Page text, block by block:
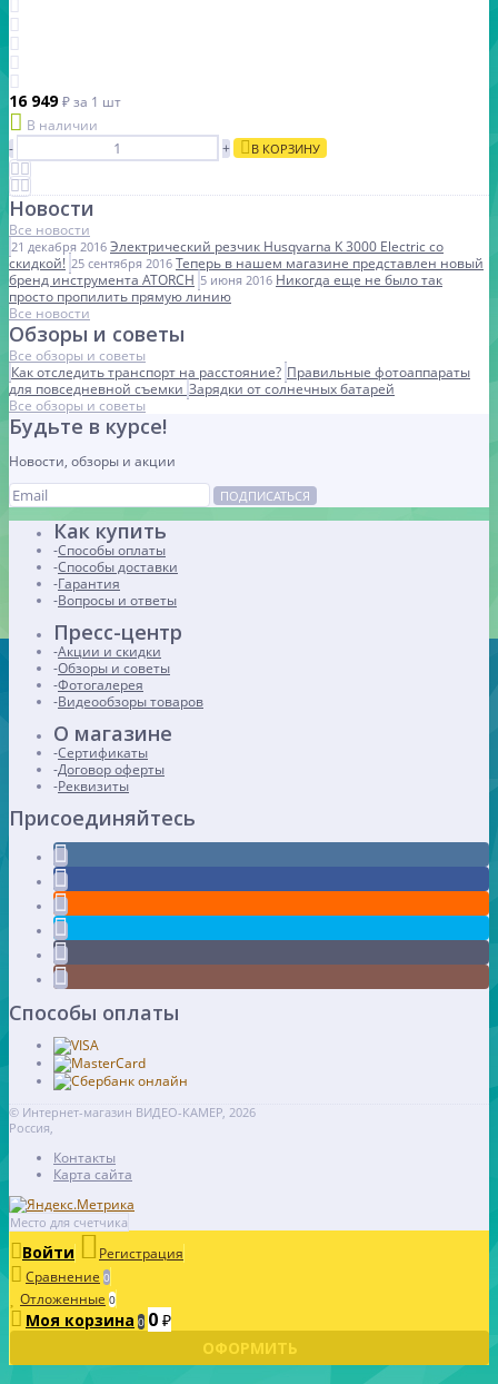
16 949₽за 1 шт
В наличии
-
+ В КОРЗИНУ
Новости
Все новости
21 декабря 2016 Электрический резчик Husqvarna K 3000 Electric со
скидкой! 25 сентября 2016 Теперь в нашем магазине представлен новый
бренд инструмента ATORCH 5 июня 2016 Никогда еще не было так
просто пропилить прямую линию
Все новости
Обзоры и советы
Все обзоры и советы
Как отследить транспорт на расстояние? Правильные фотоаппараты
для повседневной съемки Зарядки от солнечных батарей
Все обзоры и советы
Будьте в курсе!
Новости, обзоры и акции
ПОДПИСАТЬСЯ
Как купить
Способы оплаты
Способы доставки
Гарантия
Вопросы и ответы
Пресс-центр
Акции и скидки
Обзоры и советы
Фотогалерея
Видеообзоры товаров
О магазине
Сертификаты
Договор оферты
Реквизиты
Присоединяйтесь
Способы оплаты
© Интернет-магазин ВИДЕО-КАМЕР, 2026
Россия,
Контакты
Карта сайта
Место для счетчика
Войти
Регистрация
Сравнение 0
Отложенные 0
Моя корзина 0 0 ₽
ОФОРМИТЬ